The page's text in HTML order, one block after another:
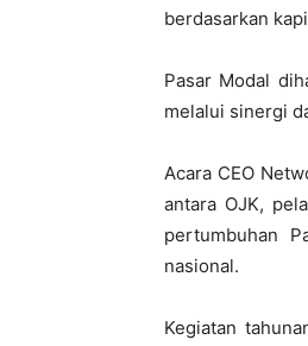
berdasarkan
Pasar Modal
melalui sinergi
Acara CEO
antara OJK,
pertumbuhan
nasional.
Kegiatan